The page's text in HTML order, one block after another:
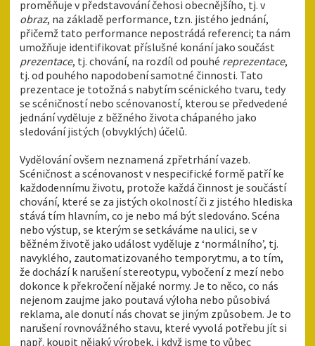
proměňuje v představování čehosi obecnějšího, tj. v
obraz, na základě performance, tzn. jistého jednání,
přičemž tato performance nepostrádá referenci; ta nám
umožňuje identifikovat příslušné konání jako součást
prezentace, tj. chování, na rozdíl od pouhé reprezentace,
tj. od pouhého napodobení samotné činnosti. Tato
prezentace je totožná s nabytím scénického tvaru, tedy
se scéničností nebo scénovaností, kterou se předvedené
jednání vyděluje z běžného života chápaného jako
sledování jistých (obvyklých) účelů.
Vydělování ovšem neznamená zpřetrhání vazeb.
Scéničnost a scénovanost v nespecifické formě patří ke
každodennímu životu, protože každá činnost je součástí
chování, které se za jistých okolností či z jistého hlediska
stává tím hlavním, co je nebo má být sledováno. Scéna
nebo výstup, se kterým se setkáváme na ulici, se v
běžném životě jako událost vyděluje z ‘normálního’, tj.
navyklého, zautomatizovaného temporytmu, a to tím,
že dochází k narušení stereotypu, vybočení z mezí nebo
dokonce k překročení nějaké normy. Je to něco, co nás
nejenom zaujme jako poutavá výloha nebo působivá
reklama, ale donutí nás chovat se jiným způsobem. Je to
narušení rovnovážného stavu, které vyvolá potřebu jít si
např. koupit nějaký výrobek, i když jsme to vůbec